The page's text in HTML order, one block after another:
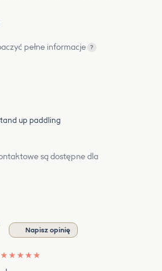
pełne informacje ?
up paddling
są dostępne dla
Napisz opinię
★ ★ ★ ★ ★